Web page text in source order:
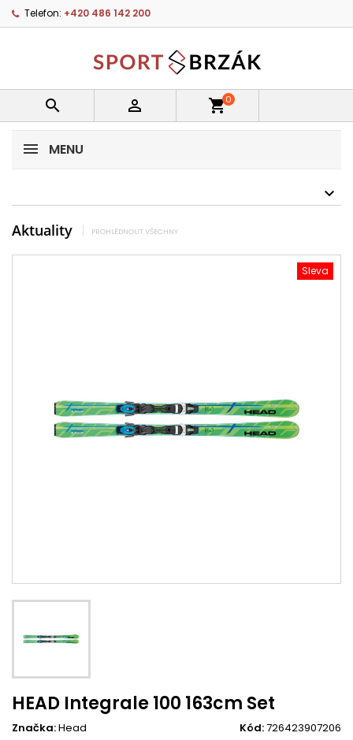
Telefon: +420 486 142 200
  shopping_cart0
MENU
Aktuality PROHLÉDNOUT VŠECHNY
Sleva
HEAD Integrale 100 163cm Set
Značka:Head Kód:726423907206